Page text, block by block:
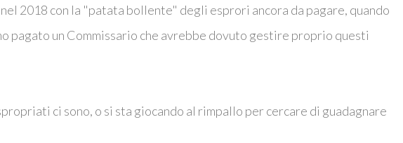
2018 con la "patata bollente" degli esprori ancora da pagare, quando
pagato un Commissario che avrebbe dovuto gestire proprio questi
ci sono, o si sta giocando al rimpallo per cercare di guadagnare